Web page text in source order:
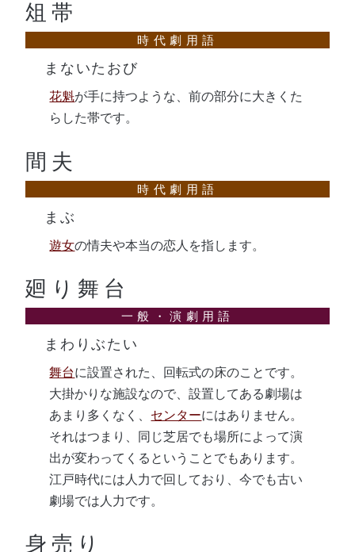
俎帯
まないたおび
花魁が手に持つような、前の部分に大きくた
らした帯です。
間夫
まぶ
遊女の情夫や本当の恋人を指します。
廻り舞台
まわりぶたい
舞台に設置された、回転式の床のことです。
大掛かりな施設なので、設置してある劇場は
あまり多くなく、 センターにはありません。
それはつまり、同じ芝居でも場所によって演
出が変わってくるということでもあります。
江戸時代には人力で回しており、今でも古い
劇場では人力です。
身売り